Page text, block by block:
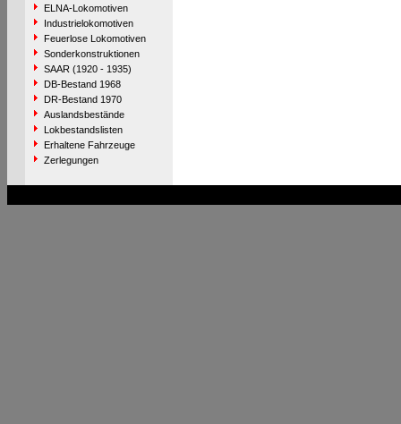
ELNA-Lokomotiven
Industrielokomotiven
Feuerlose Lokomotiven
Sonderkonstruktionen
SAAR (1920 - 1935)
DB-Bestand 1968
DR-Bestand 1970
Auslandsbestände
Lokbestandslisten
Erhaltene Fahrzeuge
Zerlegungen